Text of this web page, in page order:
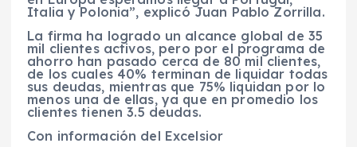
Italia y Polonia”, explicó Juan Pablo Zorrilla.
La firma ha logrado un alcance global de 35
mil clientes activos, pero por el programa de
ahorro han pasado cerca de 80 mil clientes,
de los cuales 40% terminan de liquidar todas
sus deudas, mientras que 75% liquidan por lo
menos una de ellas, ya que en promedio los
clientes tienen 3.5 deudas.
Con información del Excelsior